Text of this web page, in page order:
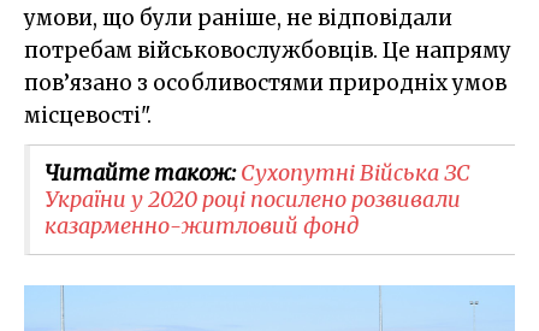
умови, що були раніше, не відповідали
потребам військовослужбовців. Це напряму
пов’язано з особливостями природніх умов
місцевості".
Читайте також:​Сухопутні Війська ЗС
України у 2020 році посилено розвивали
казарменно-житловий фонд